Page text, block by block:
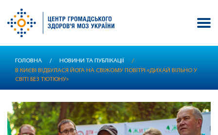
ГОЛОВНА / НОВИНИ ТА ПУБЛІКАЦІЇ
/
В КИЄВІ ВІДБУЛАСЯ ЙОГА НА СВІЖОМУ ПОВІТРІ «ДИХАЙ ВІЛЬНО У
СВІТІ БЕЗ ТЮТЮНУ»